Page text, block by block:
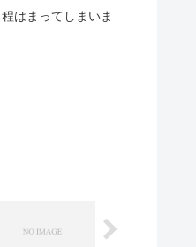
はまってしまいま